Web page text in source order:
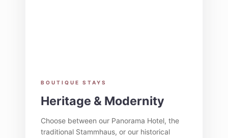
BOUTIQUE STAYS
Heritage & Modernity
Choose between our Panorama Hotel, the
traditional Stammhaus, or our historical